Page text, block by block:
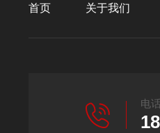
首页 关于我们
电